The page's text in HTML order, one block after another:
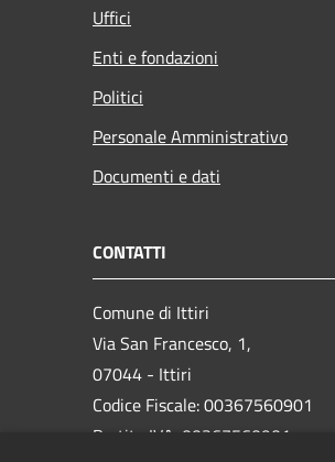
Uffici
Enti e fondazioni
Politici
Personale Amministrativo
Documenti e dati
CONTATTI
Comune di Ittiri
Via San Francesco, 1,
07044 - Ittiri
Codice Fiscale: 00367560901
Partita IVA: 00367560901